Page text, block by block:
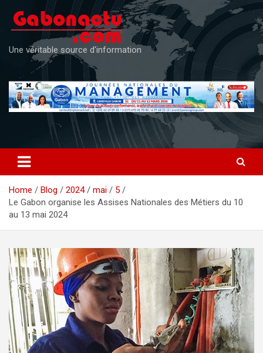
content
Une véritable source d'information
Home Blog 2024 mai
5
Le Gabon organise les Assises Nationales des Métiers du 10
au 13 mai 2024